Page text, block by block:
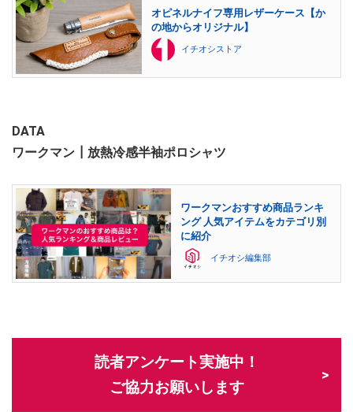
オピネルナイフ専用レザーケース【か
の地からオリジナル】
イチオシストア
DATA
ワークマン┃放熱冷感半袖ポロシャツ
ワークマンおすすめ商品ランキ
ング 人気アイテムをカテゴリ別
に紹介
イチオシ編集部
読者アンケート実施中！
ご協力お願いします